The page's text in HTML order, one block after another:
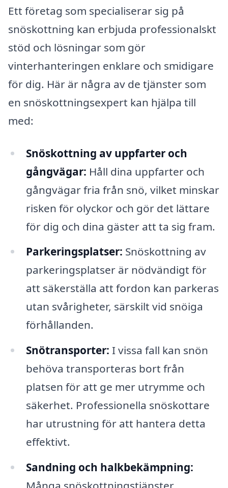
Ett företag som specialiserar sig på
snöskottning kan erbjuda professionalskt
stöd och lösningar som gör
vinterhanteringen enklare och smidigare
för dig. Här är några av de tjänster som
en snöskottningsexpert kan hjälpa till
med:
Snöskottning av uppfarter och
gångvägar: Håll dina uppfarter och
gångvägar fria från snö, vilket minskar
risken för olyckor och gör det lättare
för dig och dina gäster att ta sig fram.
Parkeringsplatser: Snöskottning av
parkeringsplatser är nödvändigt för
att säkerställa att fordon kan parkeras
utan svårigheter, särskilt vid snöiga
förhållanden.
Snötransporter: I vissa fall kan snön
behöva transporteras bort från
platsen för att ge mer utrymme och
säkerhet. Professionella snöskottare
har utrustning för att hantera detta
effektivt.
Sandning och halkbekämpning: